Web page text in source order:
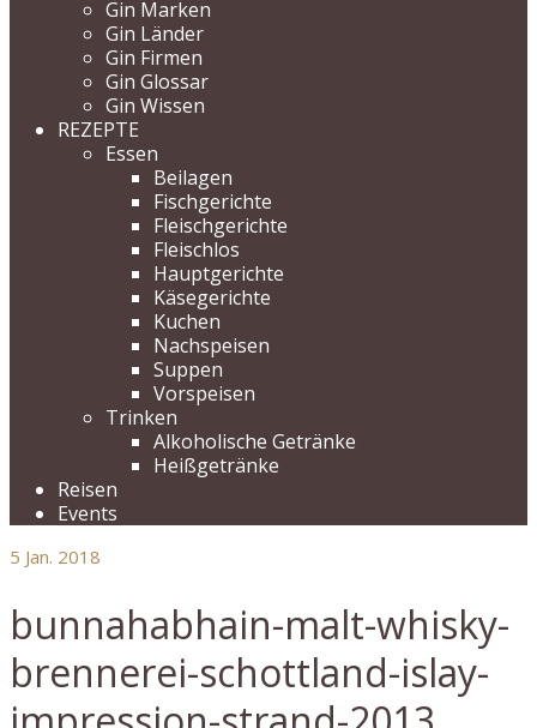
Gin Marken
Gin Länder
Gin Firmen
Gin Glossar
Gin Wissen
REZEPTE
Essen
Beilagen
Fischgerichte
Fleischgerichte
Fleischlos
Hauptgerichte
Käsegerichte
Kuchen
Nachspeisen
Suppen
Vorspeisen
Trinken
Alkoholische Getränke
Heißgetränke
Reisen
Events
5 Jan. 2018
bunnahabhain-malt-whisky-
brennerei-schottland-islay-